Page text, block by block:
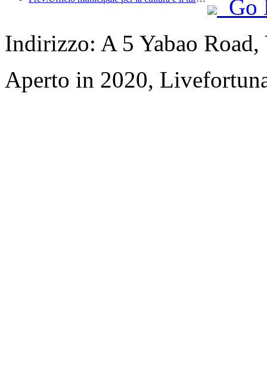
Go
Indirizzo: A 5 Yabao Road,
Aperto in 2020,